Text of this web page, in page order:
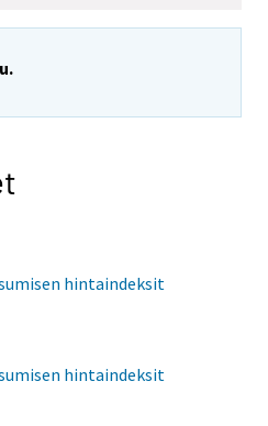
hintaindeksit
hintaindeksit